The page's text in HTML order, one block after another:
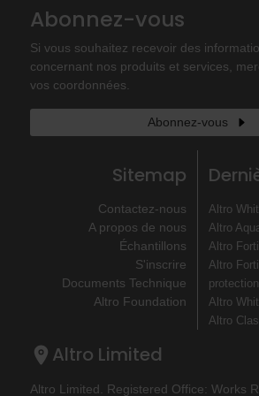
Abonnez-vous
Si vous souhaitez recevoir des
concernant nos produits et services,
vos coordonnées.
Abonnez-vous
Sitemap
Contactez-nous
A propos de nous
Échantillons
S'inscrire
Documents Technique
Altro Foundation
Altro
Altro
Altro
Altro
protection
Altro
Altro
Altro Limited
Altro Limited. Registered Office: Works